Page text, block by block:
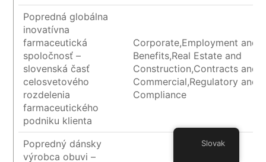
Popredná globálna
inovatívna
farmaceutická
spoločnosť –
slovenská časť
celosvetového
rozdelenia
farmaceutického
podniku klienta
Corporate,Employment and
Benefits,Real Estate and
Construction,Contracts and
Commercial,Regulatory and
Compliance
Popredný dánsky
výrobca obuvi –
Slovak